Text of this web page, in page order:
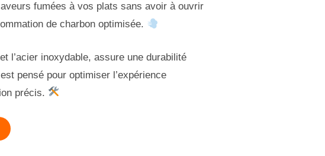
fumées à vos plats sans avoir à ouvrir
de charbon optimisée.
l’acier inoxydable, assure une durabilité
pensé pour optimiser l’expérience
précis.